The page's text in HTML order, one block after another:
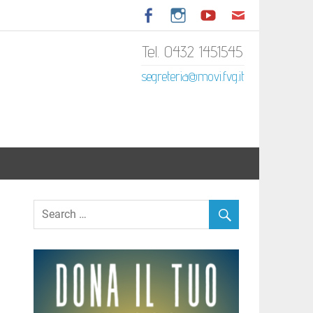
Italiano del Friuli
Tel. 0432 1451545
segreteria@movi.fvg.it